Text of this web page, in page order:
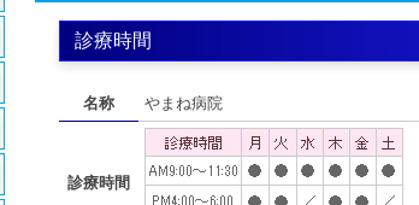
診療時間
名称 やまね病院
診療時間